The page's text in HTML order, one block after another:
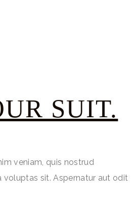
SUIT.
veniam, quis nostrud
voluptas sit. Aspernatur aut odit